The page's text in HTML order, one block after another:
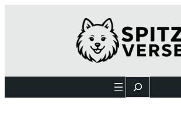
Search